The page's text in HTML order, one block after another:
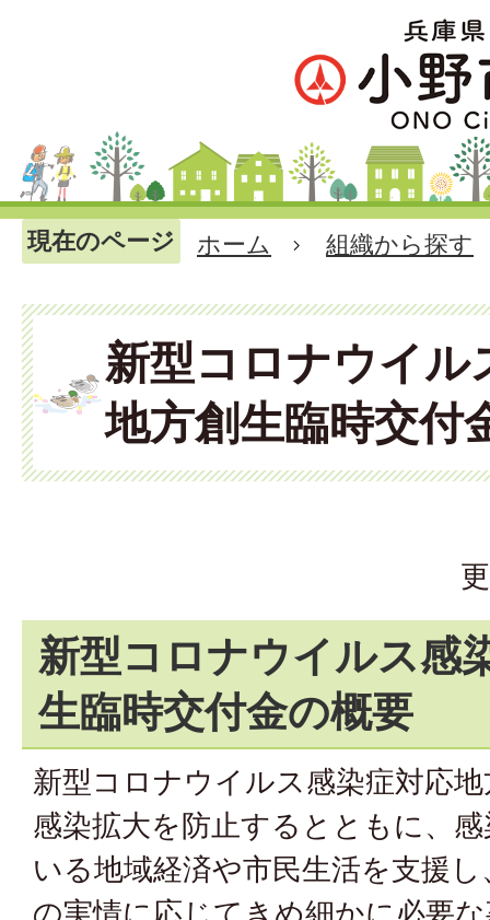
現在のページ ホーム 組織から探す
新型コロナウイル
地方創生臨時交付
新型コロナウイルス感
生臨時交付金の概要
新型コロナウイルス感染症対応
感染拡大を防止するとともに、
いる地域経済や市民生活を支援
の実情に応じてきめ細かに必要